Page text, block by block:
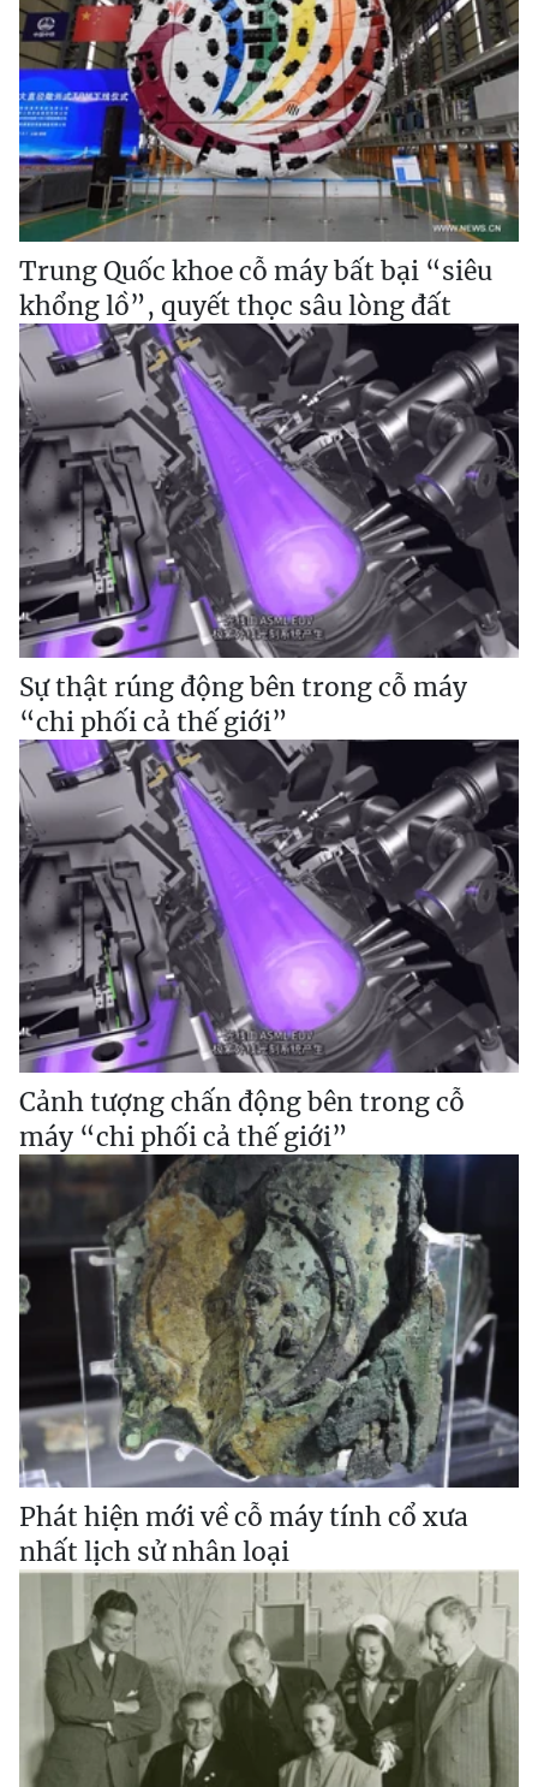
Trung Quốc khoe cỗ máy bất bại “siêu
khổng lồ”, quyết thọc sâu lòng đất
Sự thật rúng động bên trong cỗ máy
“chi phối cả thế giới”
Cảnh tượng chấn động bên trong cỗ
máy “chi phối cả thế giới”
Phát hiện mới về cỗ máy tính cổ xưa
nhất lịch sử nhân loại